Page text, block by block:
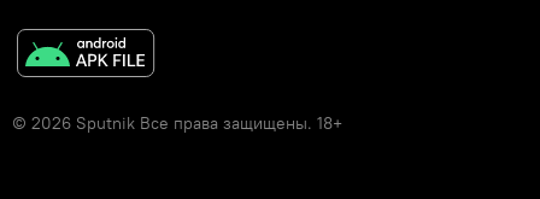
© 2026 Sputnik Все права защищены. 18+